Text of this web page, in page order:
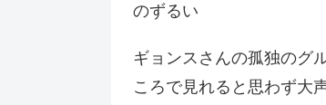
のずるい
ギョンスさんの孤独のグ
ころで見れると思わず大声